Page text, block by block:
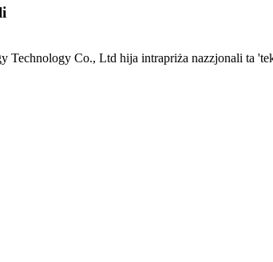
Technology Co., Ltd hija intrapriża nazzjonali ta